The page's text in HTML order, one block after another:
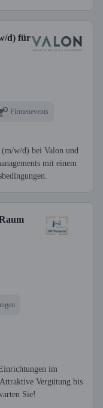
d) für
Firmenevents
(m/w/d) bei Valon und
mit einem
im
Vergütung bis
Sie!